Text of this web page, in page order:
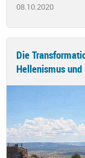
08.10.2020
Die
Hellenismus